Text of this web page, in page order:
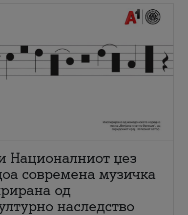
Националниот џез
современа музичка
од
наследство